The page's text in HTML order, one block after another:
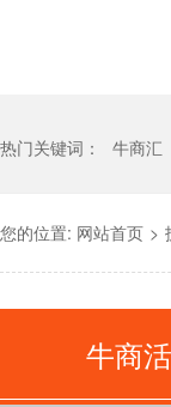
热门关键词： 牛商汇
您的位置: 网站首页 >
牛商